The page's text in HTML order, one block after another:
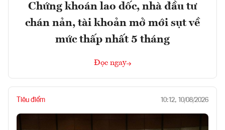
Chứng khoán lao dốc, nhà đầu tư
chán nản, tài khoản mở mới sụt về
mức thấp nhất 5 tháng
Đọc ngay
Tiêu điểm 10:12, 10/08/2026